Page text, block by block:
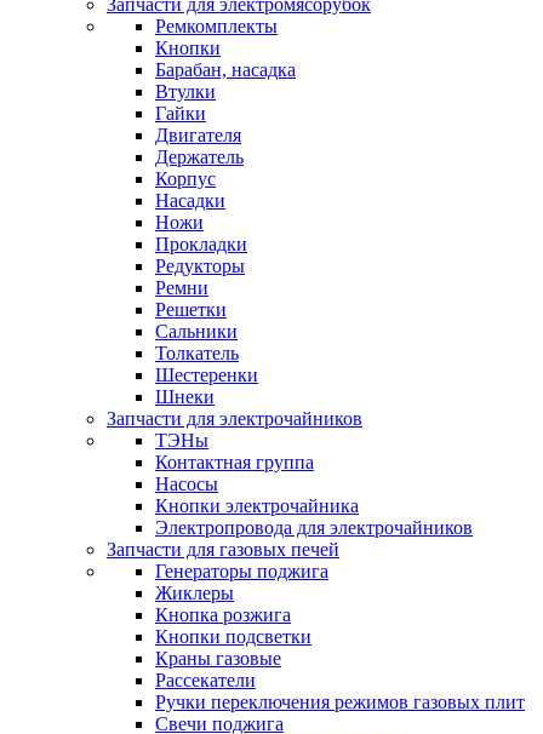
Запчасти для электромясорубок
Ремкомплекты
Кнопки
Барабан, насадка
Втулки
Гайки
Двигателя
Держатель
Корпус
Насадки
Ножи
Прокладки
Редукторы
Ремни
Решетки
Сальники
Толкатель
Шестеренки
Шнеки
Запчасти для электрочайников
ТЭНы
Контактная группа
Насосы
Кнопки электрочайника
Электропровода для электрочайников
Запчасти для газовых печей
Генераторы поджига
Жиклеры
Кнопка розжига
Кнопки подсветки
Краны газовые
Рассекатели
Ручки переключения режимов газовых плит
Свечи поджига